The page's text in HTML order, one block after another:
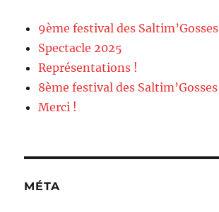
9ème festival des Saltim’Gosses
Spectacle 2025
Représentations !
8ème festival des Saltim’Gosses
Merci !
MÉTA